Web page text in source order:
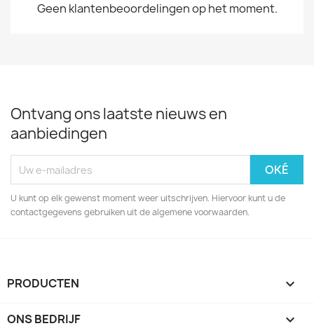
Geen klantenbeoordelingen op het moment.
Ontvang ons laatste nieuws en
aanbiedingen
U kunt op elk gewenst moment weer uitschrijven. Hiervoor kunt u de
contactgegevens gebruiken uit de algemene voorwaarden.
PRODUCTEN 
ONS BEDRIJF 